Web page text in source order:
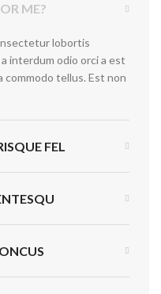
ME?
lobortis
interdum odio orci a est
tellus. Est non
FEL